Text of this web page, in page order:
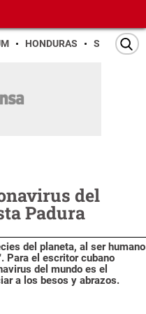
HONDURAS SAN PEDRO
del
Padura
del planeta, al ser humano
Para el escritor cubano
del mundo es el
a los besos y abrazos.